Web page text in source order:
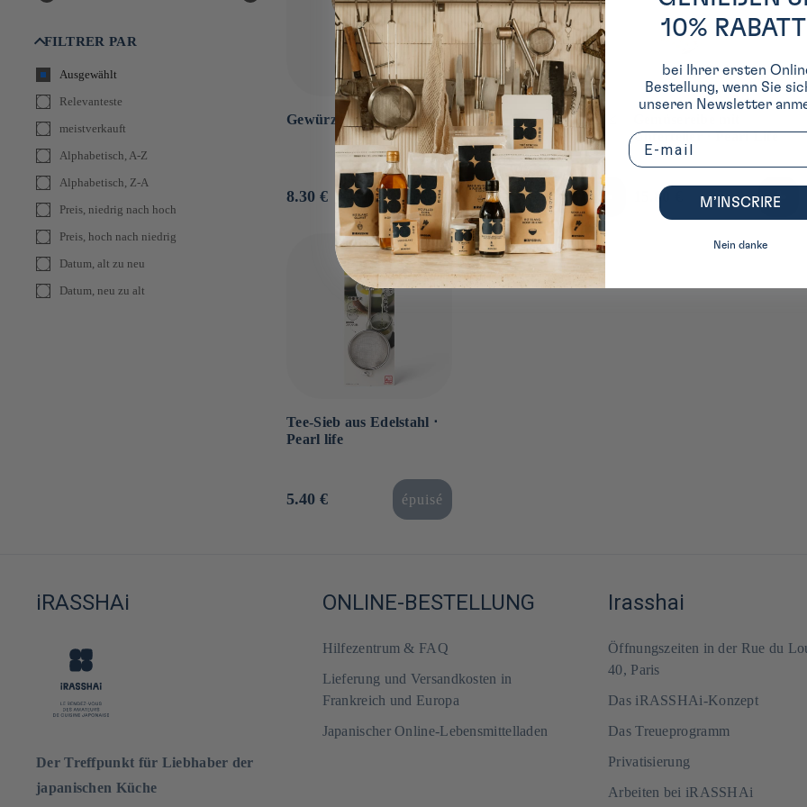
FILTRER PAR
Ausgewählt
Relevanteste
meistverkauft
Alphabetisch, A-Z
Alphabetisch, Z-A
Preis, niedrig nach hoch
Preis, hoch nach niedrig
Datum, alt zu neu
Datum, neu zu alt
Gewürzmühle ⋅ Pearl Life
Normaler
8.30 €
9 -Hole Takoyaki Herd ≤
Perlenleben
Normaler
Preis
17.50 €
Unterteller ⋅ Pearl Life
Normaler
Preis
15.80 €
Tee-Sieb aus Edelstahl ⋅
Pearl life
Normaler
5.40 € épuisé
iRASSHAi
Der Treffpunkt für Liebhaber der
japanischen Küche
ONLINE-BESTELLUNG
Hilfezentrum & FAQ
Lieferung und Versandkosten in
Frankreich und Europa
Japanischer Online-Lebensmittelladen
Irasshai
Öffnungszeiten in der Rue du
40, Paris
Das iRASSHAi-Konzept
Das Treueprogramm
Privatisierung
Arbeiten bei iRASSHAi
10%
bei Ihrer ersten
Bestellung, wenn Sie
unseren Newsletter
Email
M’INSCRIRE
Nein danke